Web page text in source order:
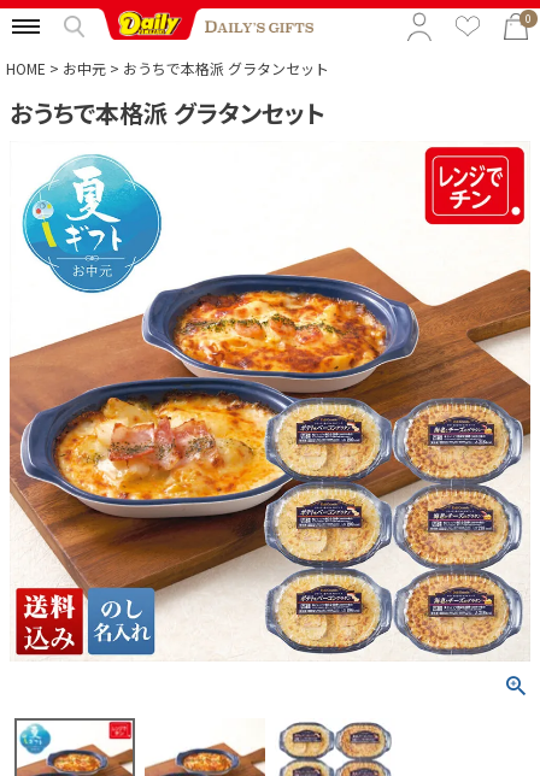
0
特集から選ぶ
予算から選ぶ
カテゴリから選ぶ
贈る相手から選ぶ
HOME お中元 おうちで本格派 グラタンセット
おうちで本格派 グラタンセット